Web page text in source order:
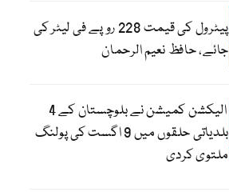
پیٹرول کی قیمت 228 روپے فی لیٹر کی
جائے، حافظ نعیم الرحمان
الیکشن کمیشن نے بلوچستان کے 4
بلدیاتی حلقوں میں 9 اگست کی پولنگ
ملتوی کردی